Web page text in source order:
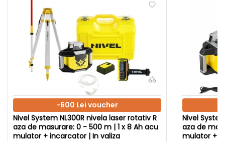
-600 Lei voucher
Nivel System NL300R nivela laser rotativ R
aza de masurare: 0 - 500 m | 1 x 8 Ah acu
mulator + incarcator | In valiza
Nivel System NL720G
aza de
mulator +